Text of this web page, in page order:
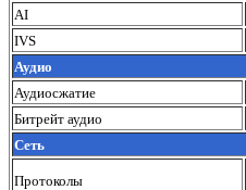
AI
IVS
Аудио
Аудиосжатие
Битрейт аудио
Сеть
Протоколы